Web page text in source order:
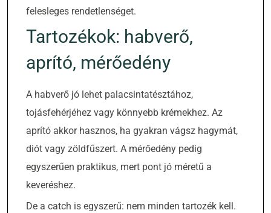
felesleges rendetlenséget.
Tartozékok: habverő,
aprító, mérőedény
A habverő jó lehet palacsintatésztához,
tojásfehérjéhez vagy könnyebb krémekhez. Az
aprító akkor hasznos, ha gyakran vágsz hagymát,
diót vagy zöldfűszert. A mérőedény pedig
egyszerűen praktikus, mert pont jó méretű a
keveréshez.
De a catch is egyszerű: nem minden tartozék kell.